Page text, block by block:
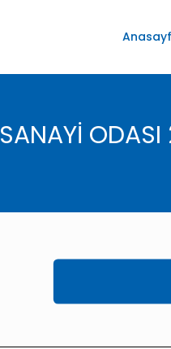
ODASI